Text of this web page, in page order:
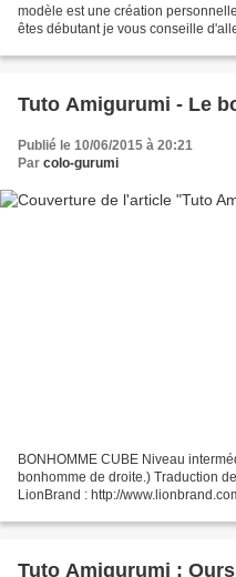
modèle est une création
êtes débutant je vous conseille
Tuto Amigurumi - Le
Publié le 10/06/2015 à 20:21
Par colo-gurumi
BONHOMME CUBE Niveau
bonhomme de droite.) Traduction
LionBrand : http://
Tuto Amigurumi :